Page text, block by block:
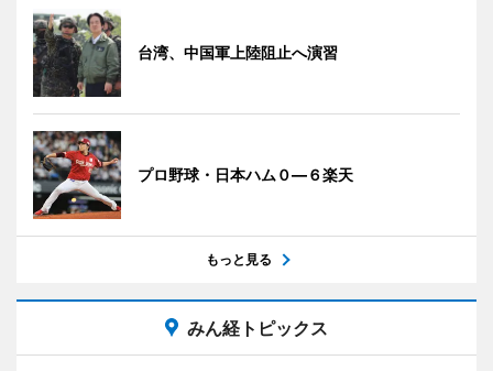
台湾、中国軍上陸阻止へ演習
プロ野球・日本ハム０―６楽天
もっと見る
みん経トピックス